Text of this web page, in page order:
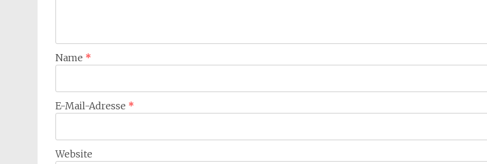
Name *
E-Mail-Adresse *
Website